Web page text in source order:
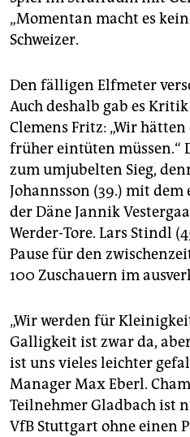
„Momentan macht es
Schweizer.
Den fälligen Elfmeter
Auch deshalb gab es
Clemens Fritz: „Wir
früher eintüten müssen.“
zum umjubelten Sieg,
Johannsson (39.) mit
der Däne Jannik
Werder-Tore. Lars Stindl
Pause für den
100 Zuschauern im
„Wir werden für
Galligkeit ist zwar da,
ist uns vieles leichter
Manager Max Eberl.
Teilnehmer Gladbach ist
VfB Stuttgart ohne einen